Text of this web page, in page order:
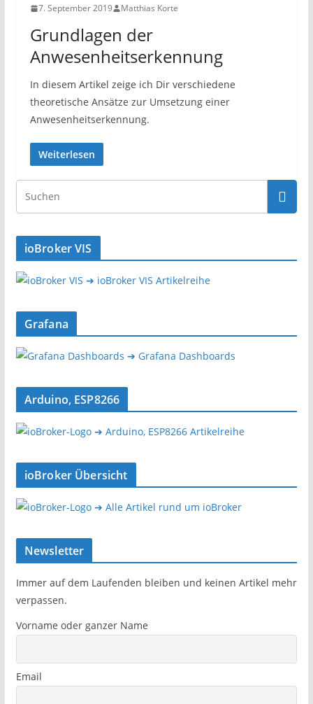
7. September 2019 Matthias Korte
Grundlagen der
Anwesenheitserkennung
In diesem Artikel zeige ich Dir verschiedene
theoretische Ansätze zur Umsetzung einer
Anwesenheitserkennung.
Weiterlesen
ioBroker VIS
➔ ioBroker VIS Artikelreihe
Grafana
➔ Grafana Dashboards
Arduino, ESP8266
➔ Arduino, ESP8266 Artikelreihe
ioBroker Übersicht
➔ Alle Artikel rund um ioBroker
Newsletter
Immer auf dem Laufenden bleiben und keinen Artikel mehr
verpassen.
Vorname oder ganzer Name
Email